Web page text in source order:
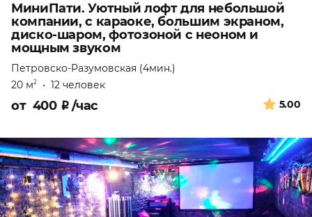
МиниПати. Уютный лофт для небольшой
компании, с караоке, большим экраном,
диско-шаром, фотозоной с неоном и
мощным звуком
Петровско-Разумовская (4мин.)
20 м2 • 12 человек
5.00
от 400 ₽/час